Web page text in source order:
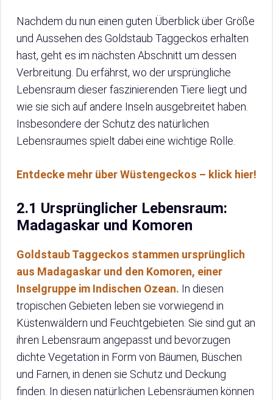
Nachdem du nun einen guten Überblick über Größe
und Aussehen des Goldstaub Taggeckos erhalten
hast, geht es im nächsten Abschnitt um dessen
Verbreitung. Du erfährst, wo der ursprüngliche
Lebensraum dieser faszinierenden Tiere liegt und
wie sie sich auf andere Inseln ausgebreitet haben.
Insbesondere der Schutz des natürlichen
Lebensraumes spielt dabei eine wichtige Rolle.
Entdecke mehr über Wüstengeckos – klick hier!
2.1 Ursprünglicher Lebensraum:
Madagaskar und Komoren
Goldstaub Taggeckos stammen ursprünglich
aus Madagaskar und den Komoren, einer
Inselgruppe im Indischen Ozean. In diesen
tropischen Gebieten leben sie vorwiegend in
Küstenwäldern und Feuchtgebieten. Sie sind gut an
ihren Lebensraum angepasst und bevorzugen
dichte Vegetation in Form von Bäumen, Büschen
und Farnen, in denen sie Schutz und Deckung
finden. In diesen natürlichen Lebensräumen können